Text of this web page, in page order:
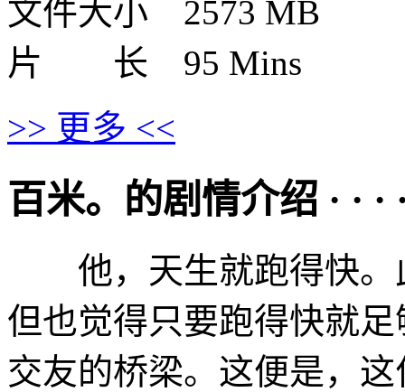
文件大小 2573 MB
片 长 95 Mins
>> 更多 <<
百米。的剧情介绍 · · ·
他，天生就跑得快。
但也觉得只要跑得快就
交友的桥梁。这便是，